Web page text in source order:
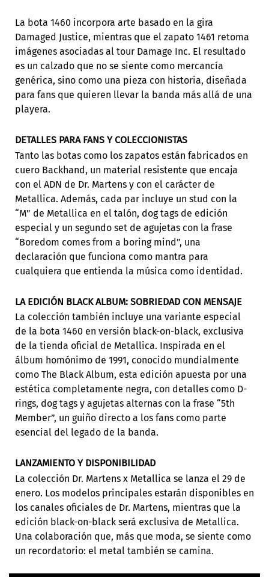
La bota 1460 incorpora arte basado en la gira
Damaged Justice, mientras que el zapato 1461 retoma
imágenes asociadas al tour Damage Inc. El resultado
es un calzado que no se siente como mercancía
genérica, sino como una pieza con historia, diseñada
para fans que quieren llevar la banda más allá de una
playera.
DETALLES PARA FANS Y COLECCIONISTAS
Tanto las botas como los zapatos están fabricados en
cuero Backhand, un material resistente que encaja
con el ADN de Dr. Martens y con el carácter de
Metallica. Además, cada par incluye un stud con la
“M” de Metallica en el talón, dog tags de edición
especial y un segundo set de agujetas con la frase
“Boredom comes from a boring mind”, una
declaración que funciona como mantra para
cualquiera que entienda la música como identidad.
LA EDICIÓN BLACK ALBUM: SOBRIEDAD CON MENSAJE
La colección también incluye una variante especial
de la bota 1460 en versión black-on-black, exclusiva
de la tienda oficial de Metallica. Inspirada en el
álbum homónimo de 1991, conocido mundialmente
como The Black Album, esta edición apuesta por una
estética completamente negra, con detalles como D-
rings, dog tags y agujetas alternas con la frase “5th
Member”, un guiño directo a los fans como parte
esencial del legado de la banda.
LANZAMIENTO Y DISPONIBILIDAD
La colección Dr. Martens x Metallica se lanza el 29 de
enero. Los modelos principales estarán disponibles en
los canales oficiales de Dr. Martens, mientras que la
edición black-on-black será exclusiva de Metallica.
Una colaboración que, más que moda, se siente como
un recordatorio: el metal también se camina.